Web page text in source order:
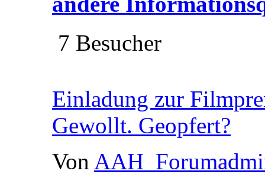
7 Besucher
Einladung zur
Gewollt. Geopfert?
Von